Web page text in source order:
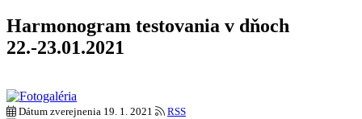
Harmonogram testovania v dňoch
22.-23.01.2021
Dátum zverejnenia 19. 1. 2021 RSS